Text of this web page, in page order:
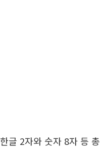
한글 2자와 숫자 8자 등